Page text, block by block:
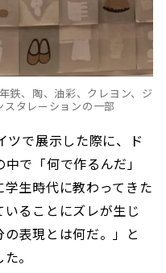
鉄、陶、油彩、クレヨン、ジ
タレーションの一部
ツで展示した際に、ド
で「何で作るんだ」
生時代に教わってきた
ることにズレが生じ
表現とは何だ。」と
。